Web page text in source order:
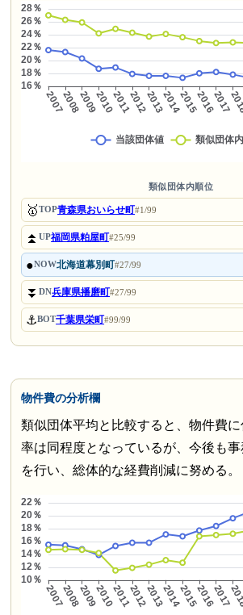
類似団体内順位
🥇TOP青森県おいらせ町#1/99
⏫UP福岡県粕屋町#25/99
●NOW北海道幕別町#27/99
⏬DN兵庫県播磨町#27/99
⚓BOT千葉県栄町#99/99
物件費の分析欄
類似団体平均と比較すると、物件費
率は同程度となっているが、今後も
を行い、総体的な経費削減に努める。